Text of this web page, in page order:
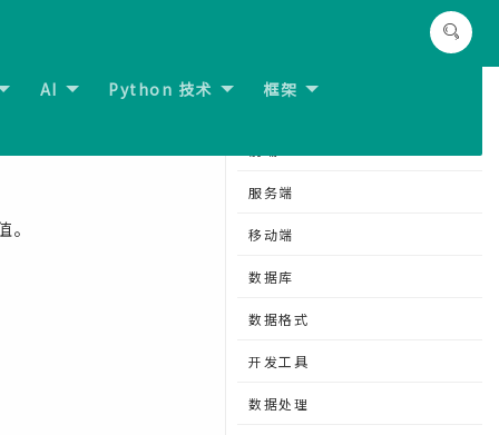
AI Python 技术
框架
服务端
移动端
数据库
数据格式
开发工具
数据处理